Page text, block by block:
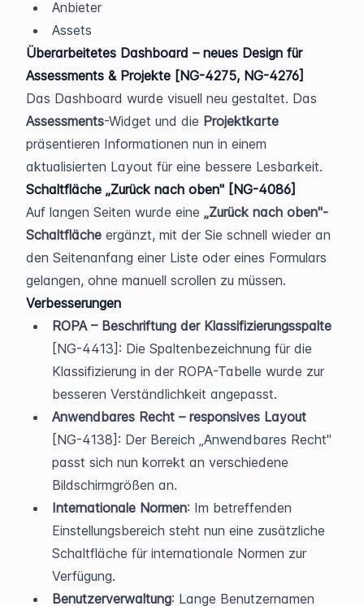
Anbieter
Assets
Überarbeitetes Dashboard – neues Design für
Assessments & Projekte [NG-4275, NG-4276]
Assessments-Widget und die Projektkarte
präsentieren Informationen nun in einem
aktualisierten Layout für eine bessere Lesbarkeit.
Schaltfläche „Zurück nach oben" [NG-4086]
Auf langen Seiten wurde eine „Zurück nach oben"-
Schaltfläche ergänzt, mit der Sie schnell wieder an
den Seitenanfang einer Liste oder eines Formulars
gelangen, ohne manuell scrollen zu müssen.
Verbesserungen
ROPA – Beschriftung der Klassifizierungsspalte
[NG-4413]: Die Spaltenbezeichnung für die
Klassifizierung in der ROPA-Tabelle wurde zur
besseren Verständlichkeit angepasst.
Anwendbares Recht – responsives Layout
[NG-4138]: Der Bereich „Anwendbares Recht"
passt sich nun korrekt an verschiedene
Bildschirmgrößen an.
Internationale Normen: Im betreffenden
Einstellungsbereich steht nun eine zusätzliche
Schaltfläche für internationale Normen zur
Verfügung.
Benutzerverwaltung: Lange Benutzernamen